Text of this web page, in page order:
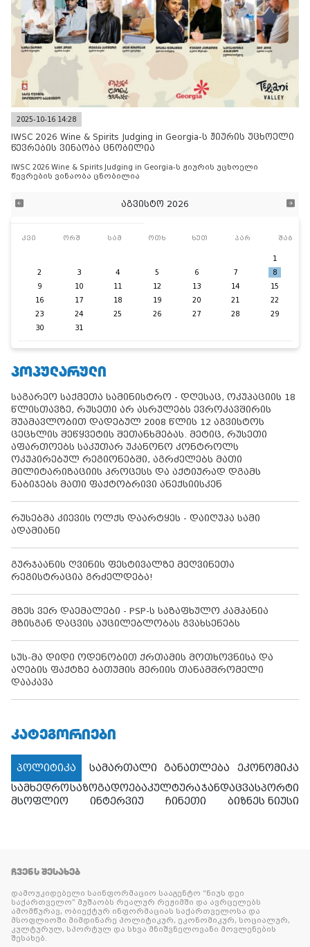
2025-10-16 14:28
IWSC 2026 Wine & Spirits Judging in Georgia-ს ჟიურის უცხოელი
წევრების ვინაობა ცნობილია
IWSC 2026 Wine & Spirits Judging in Georgia-ს ჟიურის უცხოელი
წევრების ვინაობა ცნობილია
აგვისტო 2026
კვი ორშ სამ ოთხ ხუთ პარ შაბ
1
2
3 4 5 6 7
8
9
10 11 12 13 14
15
16
17 18 19 20 21
22
23
24 25 26 27 28
29
30
31
ᲞᲝᲞᲣᲚᲐᲠᲣᲚᲘ
საგარეო საქმეთა სამინისტრო - დღესაც, ოკუპაციის 18
წლისთავზე, რუსეთი არ ასრულებს ევროკავშირის
შუამავლობით დადებულ 2008 წლის 12 აგვისტოს
ცეცხლის შეწყვეტის შეთანხმებას. მეტიც, რუსეთი
აფართოებს საკუთარ უკანონო კონტროლს
ოკუპირებულ რეგიონებში, აგრძელებს მათი
მილიტარიზაციის პროცესს და აქტიურად დგამს
ნაბიჯებს მათი ფაქტობრივი ანექსიისკენ
რუსებმა კიევის ოლქს დაარტყეს - დაიღუპა სამი
ადამიანი
გურჯაანის ღვინის ფესტივალზე მეღვინეთა
რეგისტრაცია გრძელდება!
მზეს ვერ დაემალები - PSP-ს საზაფხულო კამპანია
მზისგან დაცვის აუცილებლობას გვახსენებს
სუს-მა დიდი ოდენობით ქრთამის მოთხოვნისა და
აღების ფაქტზე ბათუმის მერიის თანამშრომელი
დააკავა
ᲙᲐᲢᲔᲒᲝᲠᲘᲔᲑᲘ
პოლიტიკა სამართალი განათლება
ეკონომიკა
სამხედროსაზოგადოებაკულტურაჯანდაცვასპორტი
მსოფლიო
ინტერვიუ ჩინეთი ბიზნეს ნიუსი
ᲩᲕᲔᲜᲡ ᲨᲔᲡᲐᲮᲔᲑ
დამოუკიდებელი საინფორმაციო სააგენტო “ნიუს დეი
საქართველო” მუშაობს რეალურ რეჟიმში და ავრცელებს
ამომწურავ, ობიექტურ ინფორმაციას საქართველოსა და
მსოფლიოში მიმდინარე პოლიტიკურ, ეკონომიკურ, სოციალურ,
კულტურულ, სპორტულ და სხვა მნიშვნელოვანი მოვლენების
შესახებ.